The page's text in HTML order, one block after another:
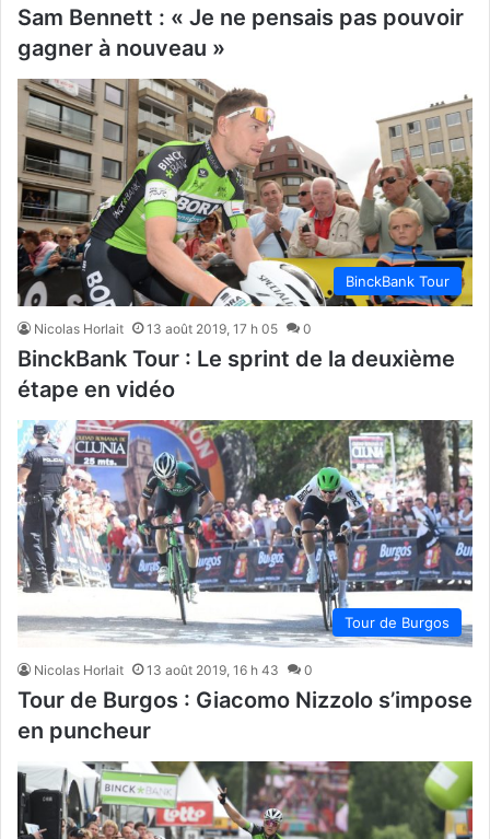
Sam Bennett : « Je ne pensais pas pouvoir
gagner à nouveau »
BinckBank Tour
Nicolas Horlait 13 août 2019, 17 h 05 0
BinckBank Tour : Le sprint de la deuxième
étape en vidéo
Tour de Burgos
Nicolas Horlait 13 août 2019, 16 h 43 0
Tour de Burgos : Giacomo Nizzolo s’impose
en puncheur